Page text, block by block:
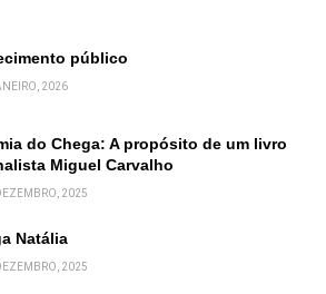
público
2026
do Chega: A propósito de um livro
Miguel Carvalho
2025
Natália
2025